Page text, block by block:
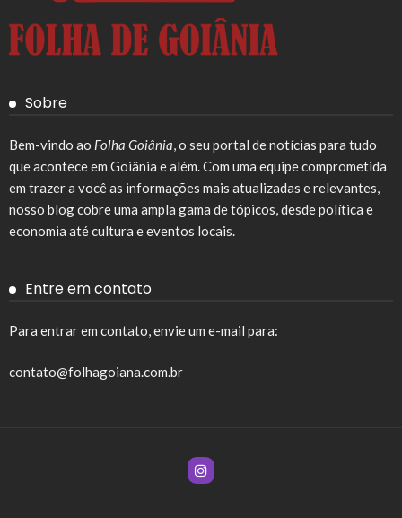
Sobre
Bem-vindo ao Folha Goiânia, o seu portal de notícias para tudo
que acontece em Goiânia e além. Com uma equipe comprometida
em trazer a você as informações mais atualizadas e relevantes,
nosso blog cobre uma ampla gama de tópicos, desde política e
economia até cultura e eventos locais.
Entre em contato
Para entrar em contato, envie um e-mail para:
contato@folhagoiana.com.br